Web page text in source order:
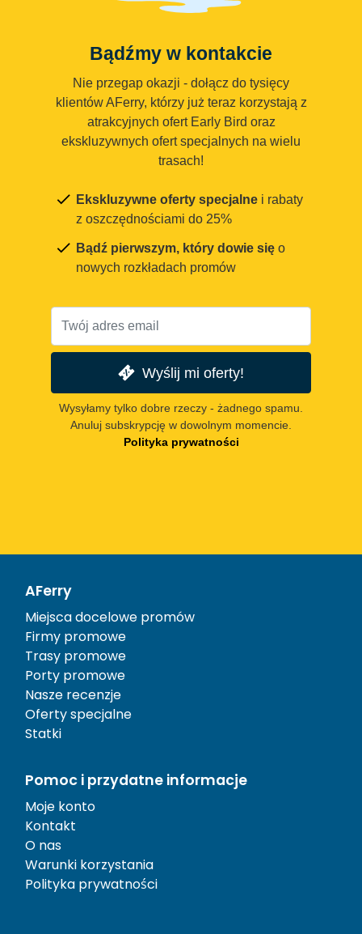
Bądźmy w kontakcie
Nie przegap okazji - dołącz do tysięcy
klientów AFerry, którzy już teraz korzystają z
atrakcyjnych ofert Early Bird oraz
ekskluzywnych ofert specjalnych na wielu
trasach!
Ekskluzywne oferty specjalne i rabaty
z oszczędnościami do 25%
Bądź pierwszym, który dowie się o
nowych rozkładach promów
Wyślij mi oferty!
Wysyłamy tylko dobre rzeczy - żadnego spamu.
Anuluj subskrypcję w dowolnym momencie.
Polityka prywatności
AFerry
Miejsca docelowe promów
Firmy promowe
Trasy promowe
Porty promowe
Nasze recenzje
Oferty specjalne
Statki
Pomoc i przydatne informacje
Moje konto
Kontakt
O nas
Warunki korzystania
Polityka prywatności